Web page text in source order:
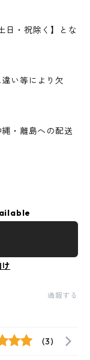
・祝除く】とな
い等により欠
・離島への配送
通報する
(3)